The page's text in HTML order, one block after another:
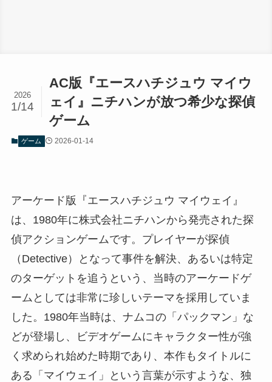
AC版『エースハチジュウ マイウ
ェイ』ニチハンが放つ希少な探偵
ゲーム
2026
1/14
ゲーム 2026-01-14
アーケード版『エースハチジュウ マイウェイ』
は、1980年に株式会社ニチハンから発売された探
偵アクションゲームです。プレイヤーが探偵
（Detective）となって事件を解決、あるいは特定
のターゲットを追うという、当時のアーケードゲ
ームとしては非常に珍しいテーマを採用していま
した。1980年当時は、ナムコの「パックマン」な
どが登場し、ビデオゲームにキャラクター性が強
く求められ始めた時期であり、本作もタイトルに
ある「マイウェイ」という言葉が示すような、独